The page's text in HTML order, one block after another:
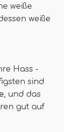
weiße
weiße
Hass -
sind
, und das
gut auf